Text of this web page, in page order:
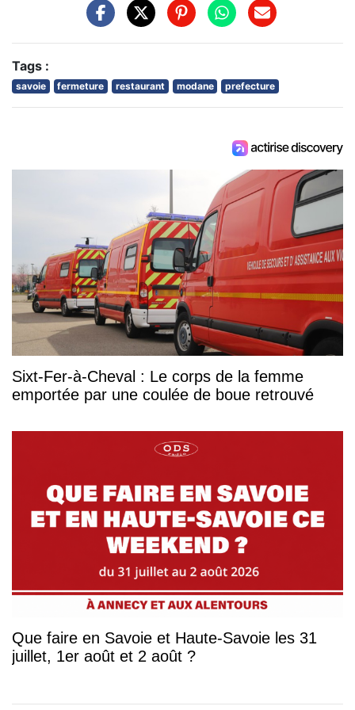
Tags :
savoie fermeture restaurant modane prefecture
Sixt-Fer-à-Cheval : Le corps de la femme
emportée par une coulée de boue retrouvé
Que faire en Savoie et Haute-Savoie les 31
juillet, 1er août et 2 août ?